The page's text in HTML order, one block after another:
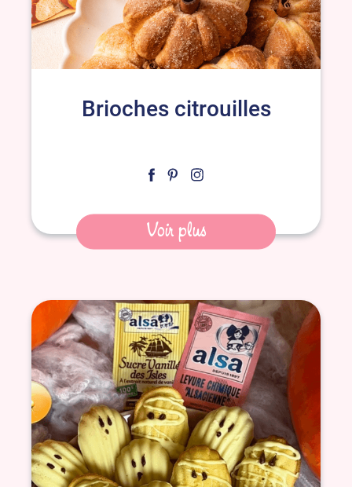
Brioches citrouilles
Voir plus